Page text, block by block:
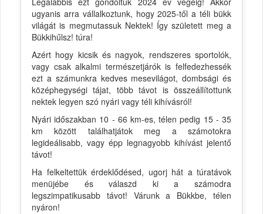
ugyanis arra vállalkoztunk, hogy 2025-től a téli bükk
világát is megmutassuk Nektek! Így született meg a
Bükkihűlsz! túra!
Azért hogy kicsik és nagyok, rendszeres sportolók,
vagy csak alkalmi természetjárók is felfedezhessék
ezt a számunkra kedves mesevilágot, dombsági és
középhegységi tájat, több távot is összeállítottunk
nektek legyen szó nyári vagy téli kihívásról!
Nyári időszakban 10 - 66 km-es, télen pedig 15 - 35
km között találhatjátok meg a számotokra
legideálisabb, vagy épp legnagyobb kihívást jelentő
távot!
Ha felkeltettük érdeklődésed, ugorj hát a túratávok
menüjébe és válaszd ki a számodra
legszimpatikusabb távot! Várunk a Bükkbe, télen
nyáron!